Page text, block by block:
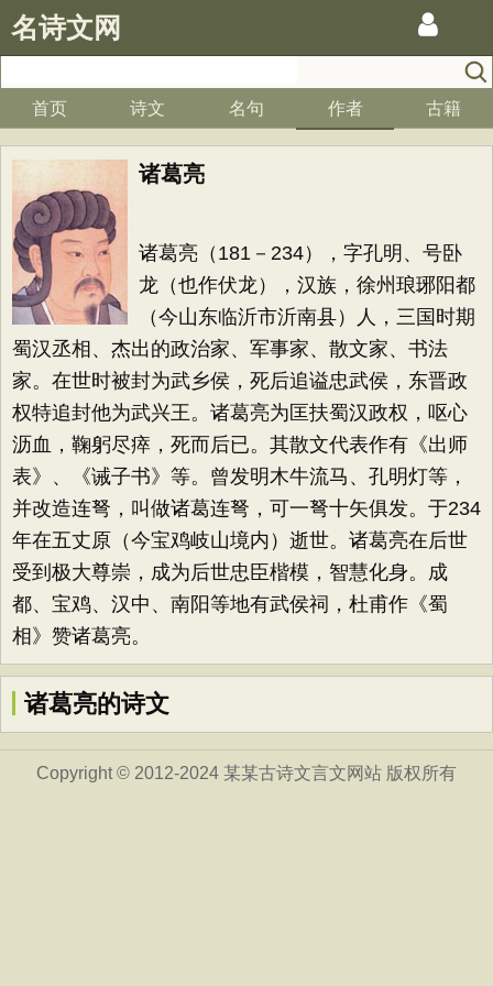
名诗文网
首页 诗文 名句 作者 古籍
诸葛亮
诸葛亮（181－234），字孔明、号卧
龙（也作伏龙），汉族，徐州琅琊阳都
（今山东临沂市沂南县）人，三国时期
蜀汉丞相、杰出的政治家、军事家、散文家、书法
家。在世时被封为武乡侯，死后追谥忠武侯，东晋政
权特追封他为武兴王。诸葛亮为匡扶蜀汉政权，呕心
沥血，鞠躬尽瘁，死而后已。其散文代表作有《出师
表》、《诫子书》等。曾发明木牛流马、孔明灯等，
并改造连弩，叫做诸葛连弩，可一弩十矢俱发。于234
年在五丈原（今宝鸡岐山境内）逝世。诸葛亮在后世
受到极大尊崇，成为后世忠臣楷模，智慧化身。成
都、宝鸡、汉中、南阳等地有武侯祠，杜甫作《蜀
相》赞诸葛亮。
诸葛亮的诗文
Copyright © 2012-2024 某某古诗文言文网站 版权所有